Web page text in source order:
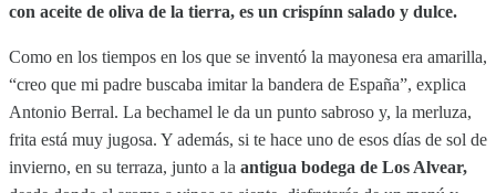
con aceite de oliva de la tierra, es un crispínn salado y dulce.
Como en los tiempos en los que se inventó la mayonesa era amarilla,
“creo que mi padre buscaba imitar la bandera de España”, explica
Antonio Berral. La bechamel le da un punto sabroso y, la merluza,
frita está muy jugosa. Y además, si te hace uno de esos días de sol de
invierno, en su terraza, junto a la antigua bodega de Los Alvear,